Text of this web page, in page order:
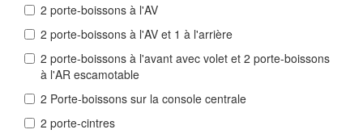
2 porte-boissons à l'AV
2 porte-boissons à l'AV et 1 à l'arrière
2 porte-boissons à l'avant avec volet et 2 porte-boissons
à l'AR escamotable
2 Porte-boissons sur la console centrale
2 porte-cintres